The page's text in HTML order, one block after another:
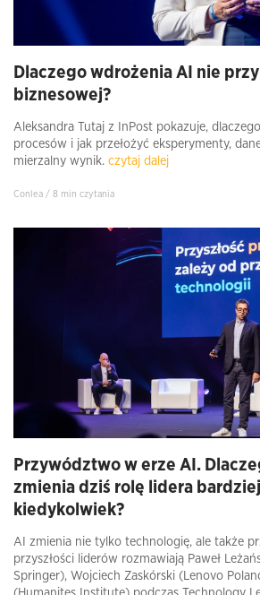
Dlaczego wdrożenia AI nie
biznesowej?
Aleksandra Tutaj z InPost pokazuje,
procesów i jak przełożyć eksperymenty,
mierzalny wynik. czytaj dalej
Conlea / 8 min czytania
Przywództwo w erze AI.
zmienia dziś rolę lidera
kiedykolwiek?
AI zmienia nie tylko technologię, ale także
przyszłości liderów rozmawiają Paweł
Springer), Wojciech Zaskórski (Lenovo